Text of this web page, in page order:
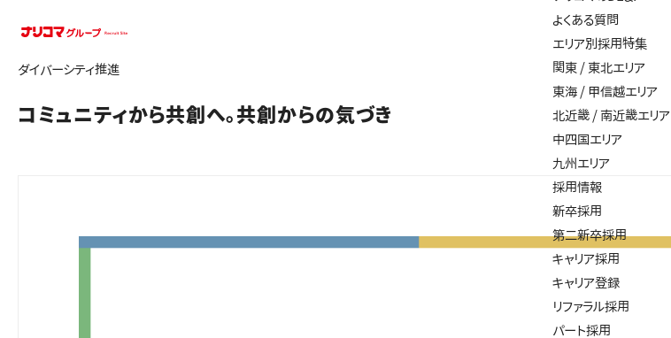
よくある質問
エリア別採用特集
関東 / 東北エリア
東海 / 甲信越エリア
北近畿 / 南近畿エリア
中四国エリア
九州エリア
採用情報
新卒採用
第二新卒採用
キャリア採用
キャリア登録
リファラル採用
パート採用
ダイバーシティ推進
コミュニティから共創へ。共創からの気づき